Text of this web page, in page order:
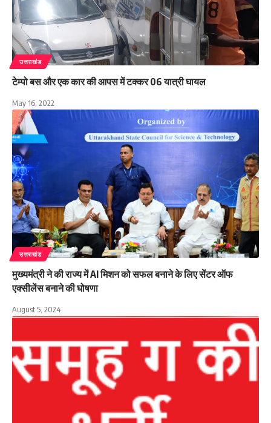
उत्तराखंड
टेम्पो बस और एक कार की आपस में टक्कर 06 यात्री घायल
May 16, 2022
उत्तराखंड
मुख्यमंत्री ने की राज्य में AI मिशन को सफल बनाने के लिए सेंटर ऑफ
एक्सीलेंस बनाने की घोषणा
August 5, 2024